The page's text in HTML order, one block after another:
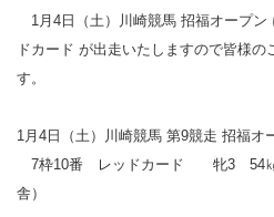
1月4日（土）川崎競馬 招福オープン
ドカード が出走いたしますので皆様の
す。
1月4日（土）川崎競馬 第9競走 招福オ
7枠10番 レッドカード 牝3 54㎏
舎）